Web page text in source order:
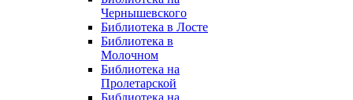
Чернышевского
Библиотека в Лосте
Библиотека в
Молочном
Библиотека на
Пролетарской
Библиотека на